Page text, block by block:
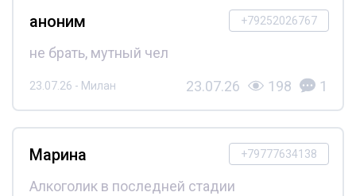
+79252026767
аноним
не брать, мутный чел
23.07.26 - Милан 23.07.26 198 1
+79777634138
Марина
Алкоголик в последней стадии